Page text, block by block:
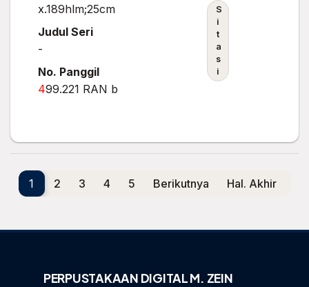
x.189hlm;25cm
Judul Seri
-
No. Panggil
499.221 RAN b
S
i
t
a
s
i
1 2 3 4 5 Berikutnya Hal. Akhir
PERPUSTAKAAN DIGITAL M. ZEIN